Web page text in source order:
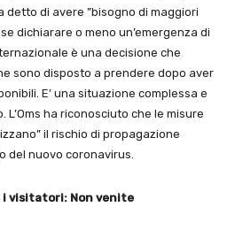
detto di avere ”bisogno di maggiori
dichiarare o meno un’emergenza di
è una decisione che
sono disposto a prendere dopo aver
E’ una situazione complessa e
L’Oms ha riconosciuto che le misure
il rischio di propagazione
del nuovo coronavirus.
visitatori: Non venite